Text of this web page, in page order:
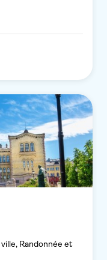
Randonnée et